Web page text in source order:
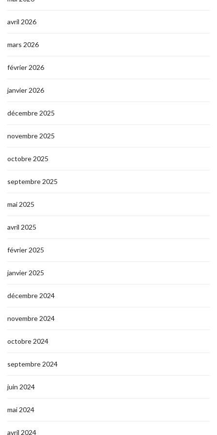
avril 2026
mars 2026
février 2026
janvier 2026
décembre 2025
novembre 2025
octobre 2025
septembre 2025
mai 2025
avril 2025
février 2025
janvier 2025
décembre 2024
novembre 2024
octobre 2024
septembre 2024
juin 2024
mai 2024
avril 2024